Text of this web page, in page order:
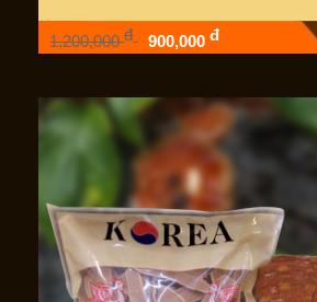
1,200,000đ 900,000đ